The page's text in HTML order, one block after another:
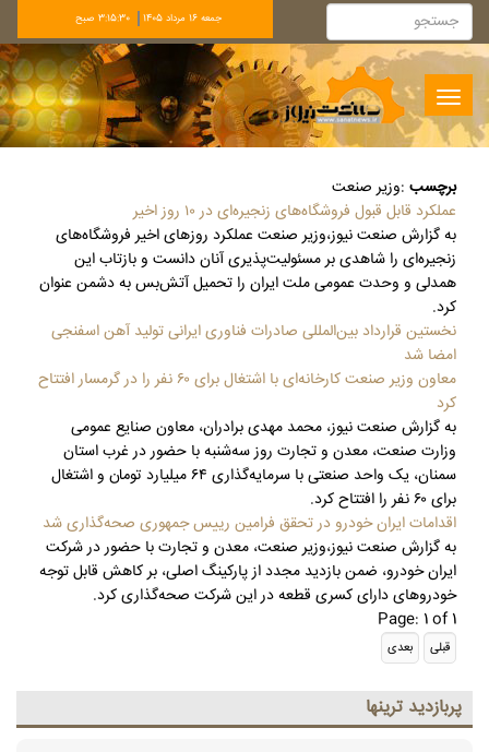
جمعه 16 مرداد 1405 3:15:31 صبح
Toggle
navigation
برچسب :وزیر صنعت
عملکرد قابل قبول فروشگاه‌های زنجیره‌ای در ۱۰ روز اخیر
به گزارش صنعت نیوز،وزیر صنعت عملکرد روزهای اخیر فروشگاه‌های
زنجیره‌ای را شاهدی بر مسئولیت‌پذیری آنان دانست و بازتاب این
همدلی و وحدت عمومی ملت ایران را تحمیل آتش‌بس به دشمن عنوان
کرد.
نخستین قرارداد بین‌المللی صادرات فناوری ایرانی تولید آهن اسفنجی
امضا شد
معاون وزیر صنعت کارخانه‌ای با اشتغال برای ۶۰ نفر را در گرمسار افتتاح
کرد
به گزارش صنعت نیوز، محمد مهدی برادران، معاون صنایع عمومی
وزارت صنعت، معدن و تجارت روز سه‌شنبه با حضور در غرب استان
سمنان، یک واحد صنعتی با سرمایه‌گذاری ۶۴ میلیارد تومان و اشتغال
برای ۶۰ نفر را افتتاح کرد.
اقدامات ایران خودرو در تحقق فرامین رییس جمهوری صحه‌گذاری شد
به گزارش صنعت نیوز،وزیر صنعت، معدن و تجارت با حضور در شرکت
ایران خودرو، ضمن بازدید مجدد از پارکینگ اصلی، بر کاهش قابل توجه
خودروهای دارای کسری قطعه در این شرکت صحه‌گذاری کرد.
Page: 1 of 1
پربازديد ترينها